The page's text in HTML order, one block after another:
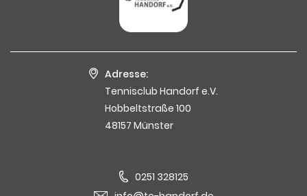
Adresse:
Tennisclub Handorf e.V.
Hobbeltstraße 100
48157 Münster
0251 328125